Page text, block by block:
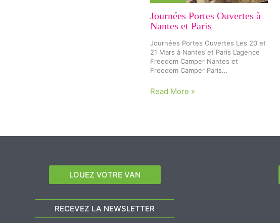
Journées Portes Ouvertes à
Nantes et Paris
Journées Portes Ouvertes Les 20 et
21 Mars à Nantes et Paris L’agence
Freedom Camper Nantes et
Freedom Camper Paris…
Read More »
LOUEZ VOTRE VAN
RECEVEZ LA NEWSLETTER